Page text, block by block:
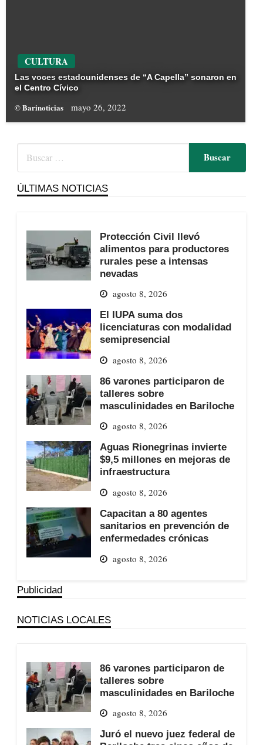
CULTURA
Las voces estadounidenses de “A Capella” sonaron en
el Centro Cívico
© Barinoticias mayo 26, 2022
ÚLTIMAS NOTICIAS
Protección Civil llevó
alimentos para productores
rurales pese a intensas
nevadas
agosto 8, 2026
El IUPA suma dos
licenciaturas con modalidad
semipresencial
agosto 8, 2026
86 varones participaron de
talleres sobre
masculinidades en Bariloche
agosto 8, 2026
Aguas Rionegrinas invierte
$9,5 millones en mejoras de
infraestructura
agosto 8, 2026
Capacitan a 80 agentes
sanitarios en prevención de
enfermedades crónicas
agosto 8, 2026
Publicidad
NOTICIAS LOCALES
86 varones participaron de
talleres sobre
masculinidades en Bariloche
agosto 8, 2026
Juró el nuevo juez federal de